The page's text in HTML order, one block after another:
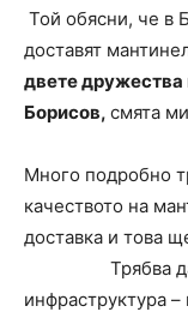
Той обясни, че в
доставят
двете дружества
Борисов, смята
Много подробно
качеството на
доставка и
Трябва да се
инфраструктура